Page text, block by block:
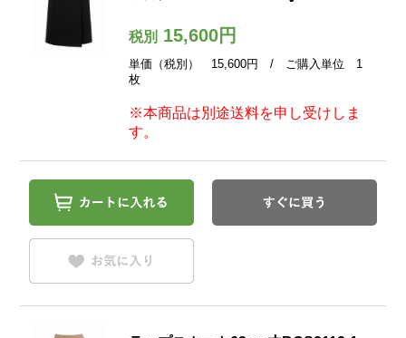
税別15,600円
単価（税別） 15,600円 / ご購入単位 1
枚
※本商品は別途送料を申し受けしま
す。